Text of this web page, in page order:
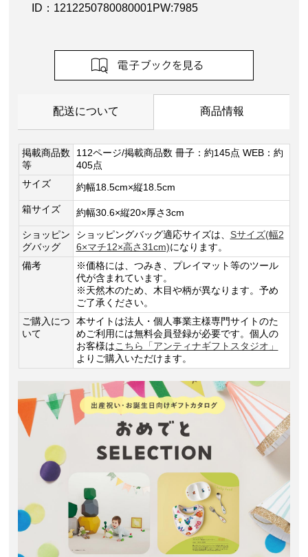
ID：1212250780080001PW:7985
配送について 商品情報
掲載商品数
等
112ページ/掲載商品数 冊子：約145点 WEB：約
405点
サイズ
約幅18.5cm×縦18.5cm
箱サイズ
約幅30.6×縦20×厚さ3cm
ショッピン
グバッグ
ショッピングバッグ適応サイズは、 Sサイズ(幅2
6×マチ12×高さ31cm)になります。
備考
※価格には、つみき、プレイマット等のツール
代が含まれています。
※天然木のため、木目や柄が異なります。予め
ご了承ください。
ご購入につ
いて
本サイトは法人・個人事業主様専門サイトのた
めご利用には無料会員登録が必要です。個人の
お客様はこちら「アンティナギフトスタジオ」
よりご購入いただけます。